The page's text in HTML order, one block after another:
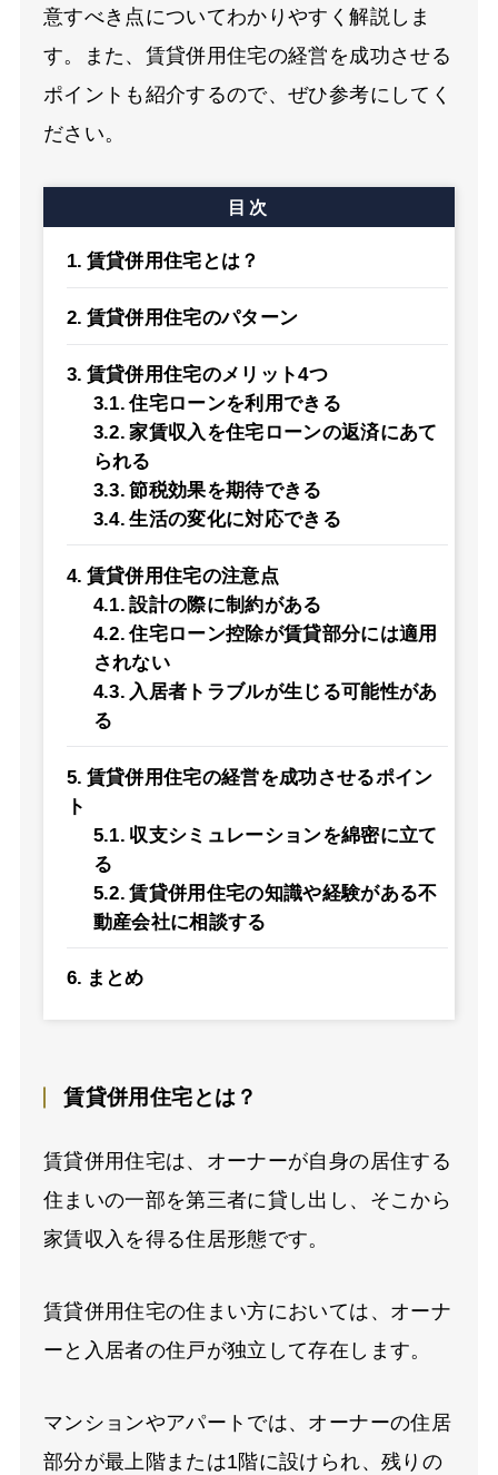
意すべき点についてわかりやすく解説しま
す。また、賃貸併用住宅の経営を成功させる
ポイントも紹介するので、ぜひ参考にしてく
ださい。
目次
賃貸併用住宅とは？
賃貸併用住宅のパターン
賃貸併用住宅のメリット4つ
住宅ローンを利用できる
家賃収入を住宅ローンの返済にあて
られる
節税効果を期待できる
生活の変化に対応できる
賃貸併用住宅の注意点
設計の際に制約がある
住宅ローン控除が賃貸部分には適用
されない
入居者トラブルが生じる可能性があ
る
賃貸併用住宅の経営を成功させるポイン
ト
収支シミュレーションを綿密に立て
る
賃貸併用住宅の知識や経験がある不
動産会社に相談する
まとめ
賃貸併用住宅とは？
賃貸併用住宅は、オーナーが自身の居住する
住まいの一部を第三者に貸し出し、そこから
家賃収入を得る住居形態です。
賃貸併用住宅の住まい方においては、オーナ
ーと入居者の住戸が独立して存在します。
マンションやアパートでは、オーナーの住居
部分が最上階または1階に設けられ、残りの